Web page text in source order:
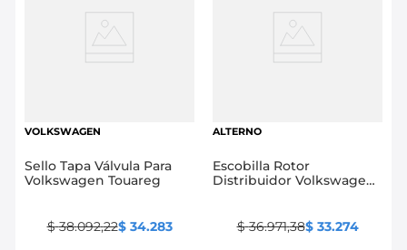
VOLKSWAGEN
Sello Tapa Válvula Para
Volkswagen Touareg
$ 38.092,22$ 34.283
ALTERNO
Escobilla Rotor
Distribuidor Volkswagen
$ 36.971,38$ 33.274